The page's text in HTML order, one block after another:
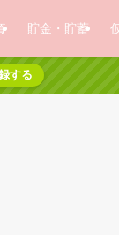
貯金・貯蓄
する